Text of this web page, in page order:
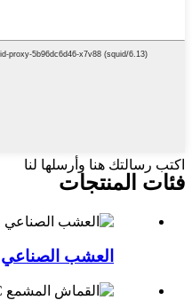
اكتب رسالتك هنا وأرسلها لنا
فئات المنتجات
العشب الصناعي